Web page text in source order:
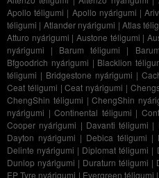
Apollo téligumi | Apollo nyárigumi |
téligumi | Atlander nyárigumi | Atlas
Atturo nyárigumi |Austone téligumi |
nyárigumi | Barum téligumi |
Bfgoodrich nyárigumi | Blacklion
téligumi | Bridgestone nyárigumi |
Ceat téligumi |Ceat nyárigumi |
ChengShin téligumi |ChengShin
nyárigumi | Continental téligumi |
Cooper nyárigumi | Davanti téligumi |
Dayton nyárigumi | Debica téligumi |
Delinte nyárigumi | Diplomat téligumi |
Dunlop nyárigumi | Duraturn téligumi |
EP Tyre nyárigumi | Evergreen téligumi |